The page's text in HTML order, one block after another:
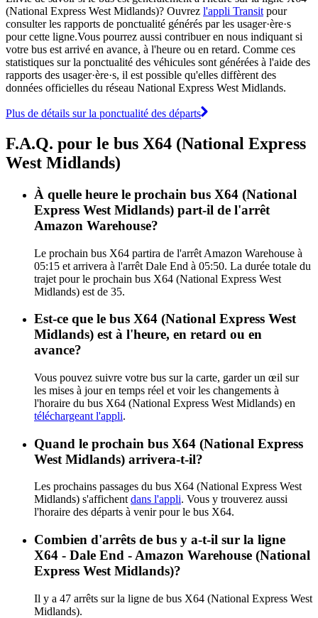
(National Express West Midlands)? Ouvrez l'appli Transit pour
consulter les rapports de ponctualité générés par les usager·ère·s
pour cette ligne.Vous pourrez aussi contribuer en nous indiquant si
votre bus est arrivé en avance, à l'heure ou en retard. Comme ces
statistiques sur la ponctualité des véhicules sont générées à l'aide des
rapports des usager·ère·s, il est possible qu'elles diffèrent des
données officielles du réseau National Express West Midlands.
Plus de détails sur la ponctualité des départs
F.A.Q. pour le bus X64 (National Express
West Midlands)
À quelle heure le prochain bus X64 (National
Express West Midlands) part-il de l'arrêt
Amazon Warehouse?
Le prochain bus X64 partira de l'arrêt Amazon Warehouse à
05:15 et arrivera à l'arrêt Dale End à 05:50. La durée totale du
trajet pour le prochain bus X64 (National Express West
Midlands) est de 35.
Est-ce que le bus X64 (National Express West
Midlands) est à l'heure, en retard ou en
avance?
Vous pouvez suivre votre bus sur la carte, garder un œil sur
les mises à jour en temps réel et voir les changements à
l'horaire du bus X64 (National Express West Midlands) en
téléchargeant l'appli.
Quand le prochain bus X64 (National Express
West Midlands) arrivera-t-il?
Les prochains passages du bus X64 (National Express West
Midlands) s'affichent dans l'appli. Vous y trouverez aussi
l'horaire des départs à venir pour le bus X64.
Combien d'arrêts de bus y a-t-il sur la ligne
X64 - Dale End - Amazon Warehouse (National
Express West Midlands)?
Il y a 47 arrêts sur la ligne de bus X64 (National Express West
Midlands).